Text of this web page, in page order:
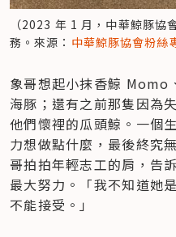
（2023 年 1 月，中華鯨豚協
務。來源： 中華鯨豚協會粉絲
象哥想起小抹香鯨 Momo
海豚；還有之前那隻因為
他們懷裡的瓜頭鯨。一個
力想做點什麼，最後終究
哥拍拍年輕志工的肩，告
最大努力。「我不知道她
不能接受。」